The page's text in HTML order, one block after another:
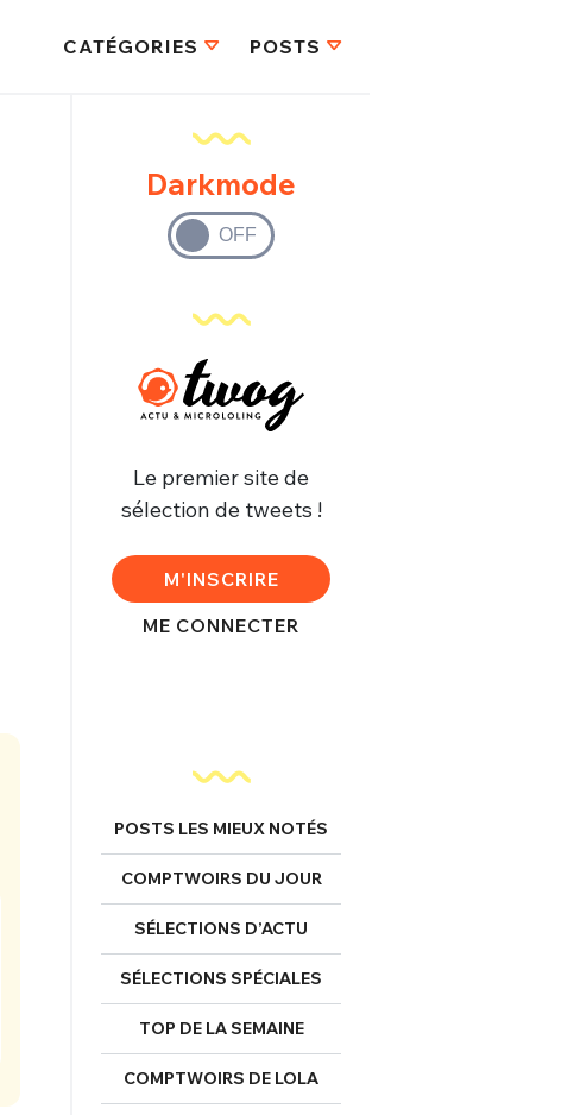
CATÉGORIES POSTS
Darkmode
Le premier site de
sélection de tweets !
M'INSCRIRE
ME CONNECTER
POSTS LES MIEUX NOTÉS
COMPTWOIRS DU JOUR
SÉLECTIONS D’ACTU
SÉLECTIONS SPÉCIALES
TOP DE LA SEMAINE
COMPTWOIRS DE LOLA
FERMER
Mot de passe perdu ?
Un Thread
C'EST PARTI